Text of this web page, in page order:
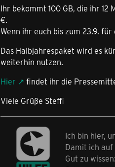
Ihr bekommt 100 GB, die ihr
€.
Wenn ihr euch bis zum 23.9.
Das Halbjahrespaket wird es
weiterhin nutzen.
Hier
findet ihr die
Viele Grüße Steffi
Ich bin hier,
Damit ich
Gut zu wissen: